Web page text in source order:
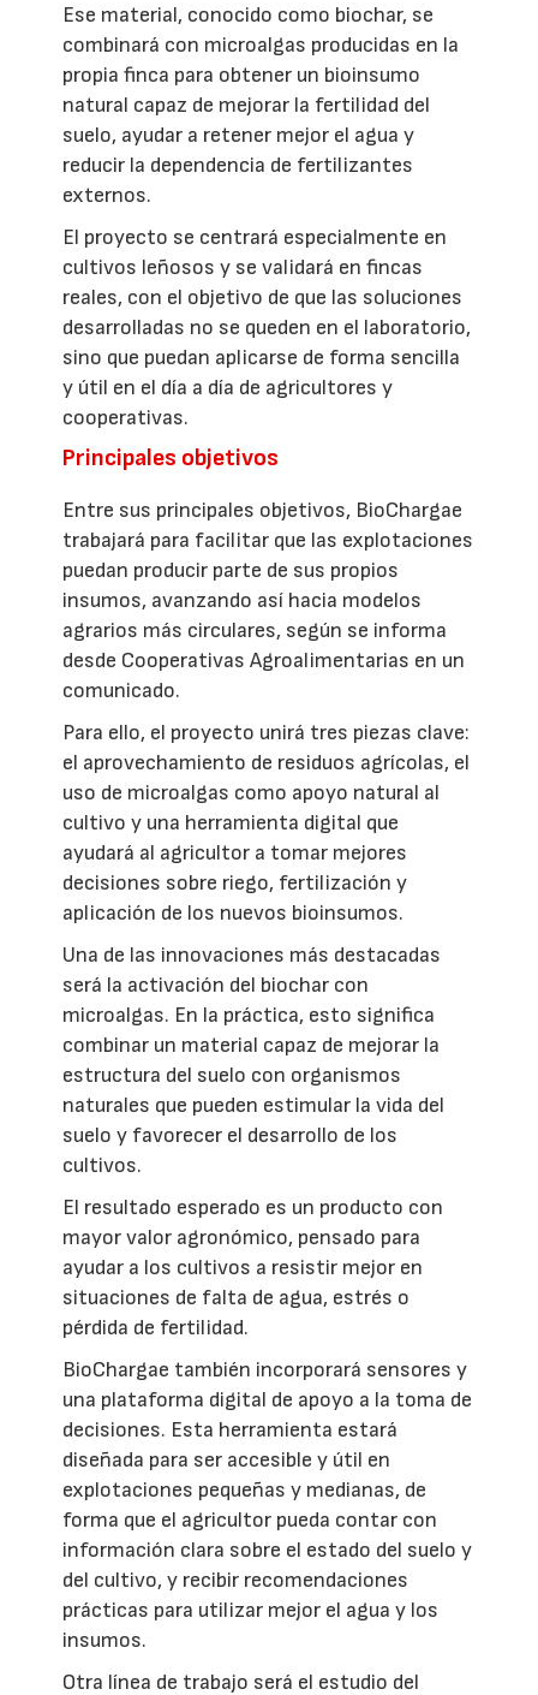
Ese material, conocido como biochar, se
combinará con microalgas producidas en la
propia finca para obtener un bioinsumo
natural capaz de mejorar la fertilidad del
suelo, ayudar a retener mejor el agua y
reducir la dependencia de fertilizantes
externos.
El proyecto se centrará especialmente en
cultivos leñosos y se validará en fincas
reales, con el objetivo de que las soluciones
desarrolladas no se queden en el laboratorio,
sino que puedan aplicarse de forma sencilla
y útil en el día a día de agricultores y
cooperativas.
Principales objetivos
Entre sus principales objetivos, BioChargae
trabajará para facilitar que las explotaciones
puedan producir parte de sus propios
insumos, avanzando así hacia modelos
agrarios más circulares, según se informa
desde Cooperativas Agroalimentarias en un
comunicado.
Para ello, el proyecto unirá tres piezas clave:
el aprovechamiento de residuos agrícolas, el
uso de microalgas como apoyo natural al
cultivo y una herramienta digital que
ayudará al agricultor a tomar mejores
decisiones sobre riego, fertilización y
aplicación de los nuevos bioinsumos.
Una de las innovaciones más destacadas
será la activación del biochar con
microalgas. En la práctica, esto significa
combinar un material capaz de mejorar la
estructura del suelo con organismos
naturales que pueden estimular la vida del
suelo y favorecer el desarrollo de los
cultivos.
El resultado esperado es un producto con
mayor valor agronómico, pensado para
ayudar a los cultivos a resistir mejor en
situaciones de falta de agua, estrés o
pérdida de fertilidad.
BioChargae también incorporará sensores y
una plataforma digital de apoyo a la toma de
decisiones. Esta herramienta estará
diseñada para ser accesible y útil en
explotaciones pequeñas y medianas, de
forma que el agricultor pueda contar con
información clara sobre el estado del suelo y
del cultivo, y recibir recomendaciones
prácticas para utilizar mejor el agua y los
insumos.
Otra línea de trabajo será el estudio del